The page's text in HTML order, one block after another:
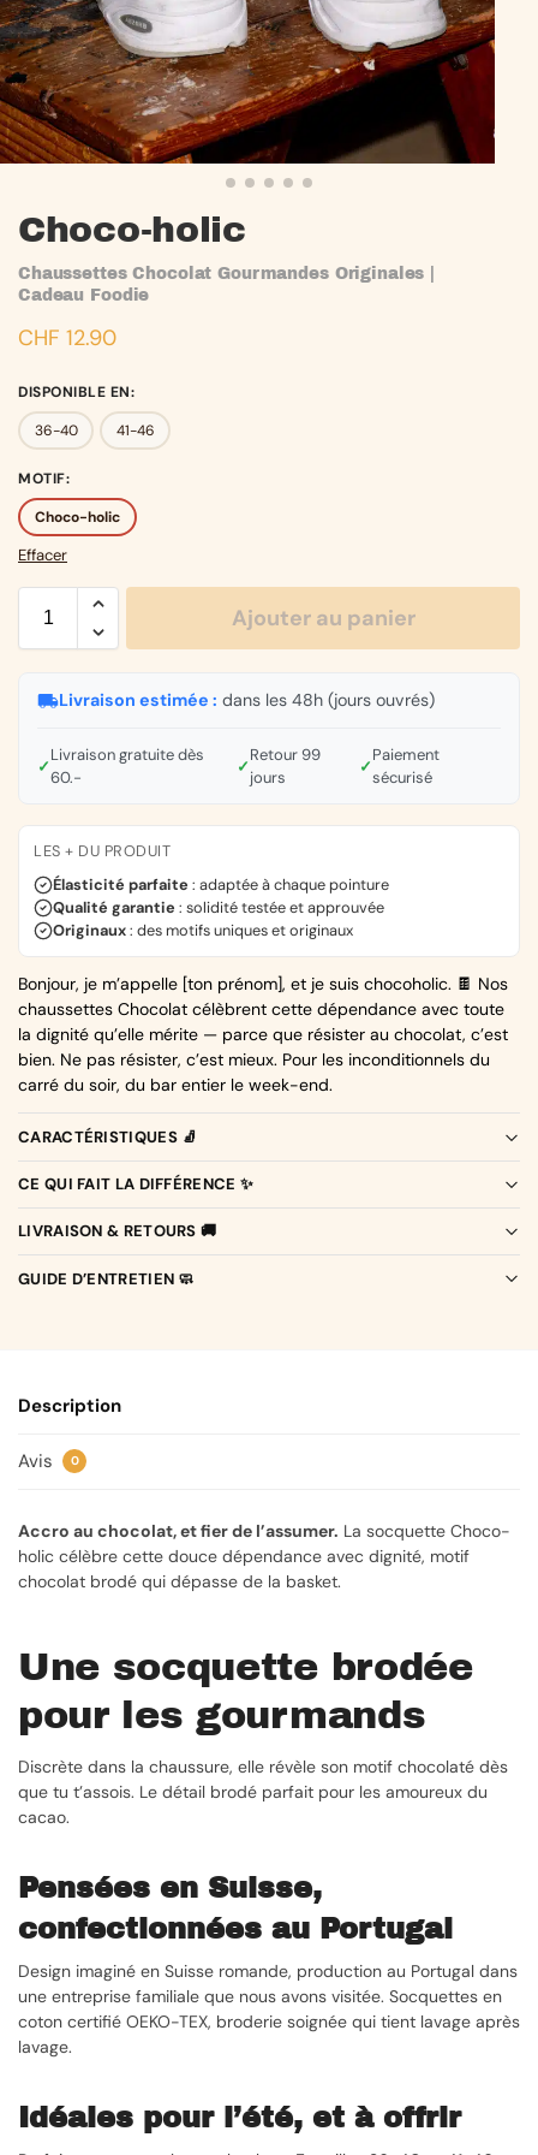
Chaussettes Chocolat Gourmandes Originales |
Cadeau Foodie
Choco-holic
CHF 12.90
DISPONIBLE EN:
36-40
41-46
MOTIF:
Choco-holic
Effacer
Ajouter au panier
Livraison estimée : dans les 48h (jours ouvrés)
✓
Livraison gratuite dès
60.-
✓
Retour 99
jours
✓
Paiement
sécurisé
LES + DU PRODUIT
Élasticité parfaite : adaptée à chaque pointure
Qualité garantie : solidité testée et approuvée
Originaux: des motifs uniques et originaux
Bonjour, je m’appelle [ton prénom], et je suis chocoholic. 🍫 Nos
chaussettes Chocolat célèbrent cette dépendance avec toute
la dignité qu’elle mérite — parce que résister au chocolat, c’est
bien. Ne pas résister, c’est mieux. Pour les inconditionnels du
carré du soir, du bar entier le week-end.
CARACTÉRISTIQUES 🧦
CE QUI FAIT LA DIFFÉRENCE ✨
LIVRAISON & RETOURS 🚚
GUIDE D’ENTRETIEN 🧼
Description
Avis 0
Accro au chocolat, et fier de l’assumer. La socquette Choco-
holic célèbre cette douce dépendance avec dignité, motif
chocolat brodé qui dépasse de la basket.
Une socquette brodée
pour les gourmands
Discrète dans la chaussure, elle révèle son motif chocolaté dès
que tu t’assois. Le détail brodé parfait pour les amoureux du
cacao.
Pensées en Suisse,
confectionnées au Portugal
Design imaginé en Suisse romande, production au Portugal dans
une entreprise familiale que nous avons visitée. Socquettes en
coton certifié OEKO-TEX, broderie soignée qui tient lavage après
lavage.
Idéales pour l’été, et à offrir